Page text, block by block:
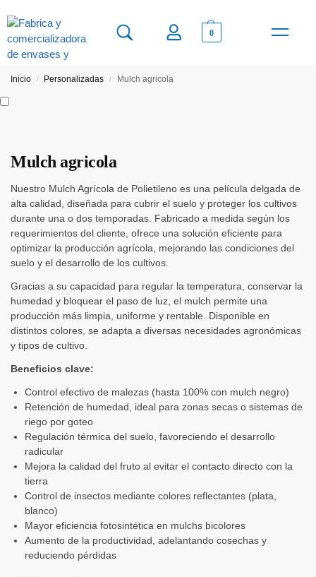
0
Inicio / Personalizadas / Mulch agricola
Mulch agricola
Nuestro Mulch Agrícola de Polietileno es una película delgada de
alta calidad, diseñada para cubrir el suelo y proteger los cultivos
durante una o dos temporadas. Fabricado a medida según los
requerimientos del cliente, ofrece una solución eficiente para
optimizar la producción agrícola, mejorando las condiciones del
suelo y el desarrollo de los cultivos.
Gracias a su capacidad para regular la temperatura, conservar la
humedad y bloquear el paso de luz, el mulch permite una
producción más limpia, uniforme y rentable. Disponible en
distintos colores, se adapta a diversas necesidades agronómicas
y tipos de cultivo.
Beneficios clave:
Control efectivo de malezas (hasta 100% con mulch negro)
Retención de humedad, ideal para zonas secas o sistemas de
riego por goteo
Regulación térmica del suelo, favoreciendo el desarrollo
radicular
Mejora la calidad del fruto al evitar el contacto directo con la
tierra
Control de insectos mediante colores reflectantes (plata,
blanco)
Mayor eficiencia fotosintética en mulchs bicolores
Aumento de la productividad, adelantando cosechas y
reduciendo pérdidas